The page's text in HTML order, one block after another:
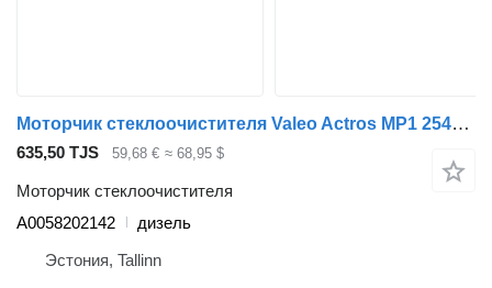
Моторчик стеклоочистителя Valeo Actros MP1 2540 (01.96-12.02) A0058202142 для тягача Mercedes-Benz Actros, Axor MP1, MP2, MP3 (1996-2014)
635,50 TJS 59,68 € ≈ 68,95 $
Моторчик стеклоочистителя
A0058202142
дизель
Эстония, Tallinn